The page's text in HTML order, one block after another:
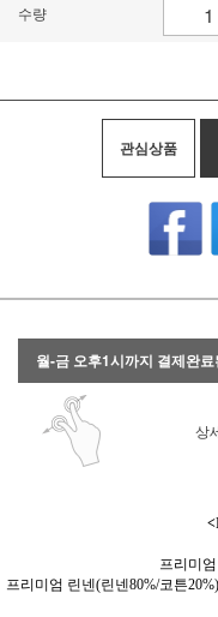
수량
관심상품
월-금 오후1시까지 결제완
상
프리미
프리미엄 린넨(린넨80%/코튼